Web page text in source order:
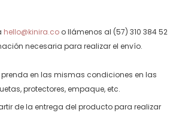
hello@kinira.co o llámenos al (57) 310 384 52
necesaria para realizar el envío.
prenda en las mismas condiciones en las
protectores, empaque, etc.
de la entrega del producto para realizar